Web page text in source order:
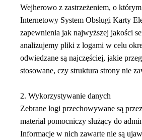
Wejherowo z zastrzeżeniem, o
Internetowy System Obsługi Karty
zapewnienia jak najwyższej jakości
analizujemy pliki z logami w celu
odwiedzane są najczęściej, jakie
stosowane, czy struktura strony nie
2. Wykorzystywanie danych
Zebrane logi przechowywane są
materiał pomocniczy służący do
Informacje w nich zawarte nie są